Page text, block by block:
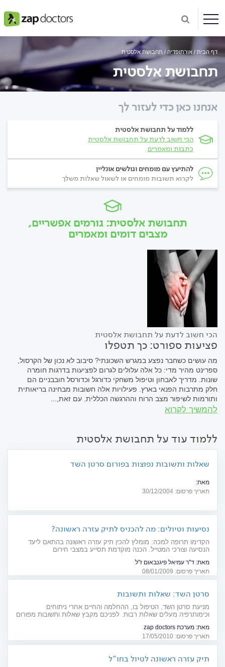
דף הבית אורתופדיה תחבושת אלסטית
תחבושת אלסטית
אנחנו כאן כדי לעזור לך
ללמוד על תחבושת אלסטית
הכי חשוב לדעת על תחבושת אלסטית
כתבות ומאמרים
להתיעץ עם מומחים וגולשים אונליין
לקרוא תשובות מומחים או לשאול שאלות משלך
תחבושת אלסטית: גורמים אפשריים,
מצבים דומים ומאמרים
הכי חשוב לדעת על תחבושת אלסטית
פציעות ספורט: כך תטפלו
מה עושים כשחבר נפצע במגרש השכונתי? סיבוב לא נכון של הקרסול,
ספרינט מהיר מדי: כל אלה עלולים לגרום לפציעות בדרגות חומרה
שונות. מדריך לאבחון וטיפול משחקי כדורגל וכדורסל חובבניים הם
חלק מתרבות הפנאי בארץ. פעילויות אלה חשובות מבחינה בריאותית
ותורמות לשיפור מצב הרוח וההרגשה הכללית. עם זאת,...
להמשיך לקרוא
ללמוד עוד על תחבושת אלסטית
שאלות ותשובות נפוצות בפורום סרטן השד
מאת:
המקצועית של המשיב\ה במקרה הספציפי, ואין בהן כדי לשלול מכל אחד ואחת
תאריך פרסום: 30/12/2004
נסיעות וטיולים: מה להכניס לתיק עזרה ראשונה?
הקדימו תרופה למכה: מומלץ להכין תיק עזרה ראשונה בהתאם ליעד
הנסיעה וצורכי המטייל. הכנה מוקדמת תסייע במצבי חירום
מאת: ד"ר עמיאל פיגנבאום ז"ל
תאריך פרסום: 08/01/2009
סרטן השד: שאלות ותשובות
מניעת סרטן השד, הטיפול בו, ההחלמה והחיים אחרי ניתוחים
וכימותרפיה מעלים שאלות רבות. לפניכם מקבץ שאלות ותשובות מפורום
מאת: מערכת zap doctors
תאריך פרסום: 17/05/2010
תיק עזרה ראשונה לטיול בחו"ל